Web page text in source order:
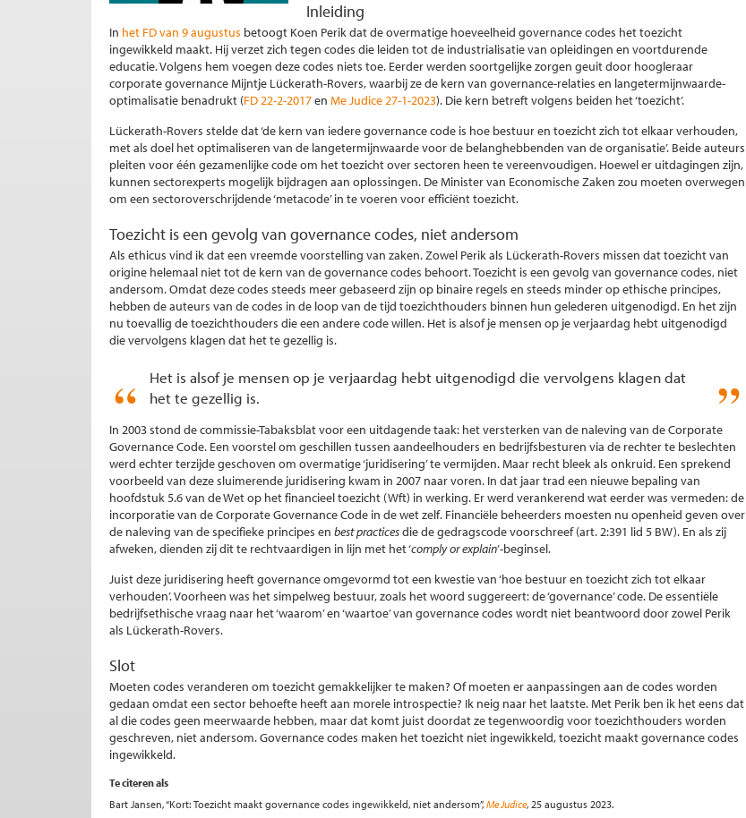
Inleiding
In het FD van 9 augustus betoogt Koen Perik dat de overmatige hoeveelheid governance codes het toezicht
ingewikkeld maakt. Hij verzet zich tegen codes die leiden tot de industrialisatie van opleidingen en voortdurende
educatie. Volgens hem voegen deze codes niets toe. Eerder werden soortgelijke zorgen geuit door hoogleraar
corporate governance Mijntje Lückerath-Rovers, waarbij ze de kern van governance-relaties en langetermijnwaarde-
optimalisatie benadrukt (FD 22-2-2017en Me Judice 27-1-2023). Die kern betreft volgens beiden het ‘toezicht’.
Lückerath-Rovers stelde dat ‘de kern van iedere governance code is hoe bestuur en toezicht zich tot elkaar verhouden,
met als doel het optimaliseren van de langetermijnwaarde voor de belanghebbenden van de organisatie’. Beide auteurs
pleiten voor één gezamenlijke code om het toezicht over sectoren heen te vereenvoudigen. Hoewel er uitdagingen zijn,
kunnen sectorexperts mogelijk bijdragen aan oplossingen. De Minister van Economische Zaken zou moeten overwegen
om een sectoroverschrijdende ‘metacode’ in te voeren voor efficiënt toezicht.
Toezicht is een gevolg van governance codes, niet andersom
Als ethicus vind ik dat een vreemde voorstelling van zaken. Zowel Perik als Lückerath-Rovers missen dat toezicht van
origine helemaal niet tot de kern van de governance codes behoort. Toezicht is een gevolg van governance codes, niet
andersom. Omdat deze codes steeds meer gebaseerd zijn op binaire regels en steeds minder op ethische principes,
hebben de auteurs van de codes in de loop van de tijd toezichthouders binnen hun gelederen uitgenodigd. En het zijn
nu toevallig de toezichthouders die een andere code willen. Het is alsof je mensen op je verjaardag hebt uitgenodigd
die vervolgens klagen dat het te gezellig is.
Het is alsof je mensen op je verjaardag hebt uitgenodigd die vervolgens klagen dat
het te gezellig is.
In 2003 stond de commissie-Tabaksblat voor een uitdagende taak: het versterken van de naleving van de Corporate
Governance Code. Een voorstel om geschillen tussen aandeelhouders en bedrijfsbesturen via de rechter te beslechten
werd echter terzijde geschoven om overmatige ‘juridisering’ te vermijden. Maar recht bleek als onkruid. Een sprekend
voorbeeld van deze sluimerende juridisering kwam in 2007 naar voren. In dat jaar trad een nieuwe bepaling van
hoofdstuk 5.6 van de Wet op het financieel toezicht (Wft) in werking. Er werd verankerend wat eerder was vermeden: de
incorporatie van de Corporate Governance Code in de wet zelf. Financiële beheerders moesten nu openheid geven over
de naleving van de specifieke principes en best practicesdie de gedragscode voorschreef (art. 2:391 lid 5 BW). En als zij
afweken, dienden zij dit te rechtvaardigen in lijn met het ‘comply or explain’-beginsel.
Juist deze juridisering heeft governance omgevormd tot een kwestie van ‘hoe bestuur en toezicht zich tot elkaar
verhouden’. Voorheen was het simpelweg bestuur, zoals het woord suggereert: de ‘governance’ code. De essentiële
bedrijfsethische vraag naar het ‘waarom’ en ‘waartoe’ van governance codes wordt niet beantwoord door zowel Perik
als Lückerath-Rovers.
Slot
Moeten codes veranderen om toezicht gemakkelijker te maken? Of moeten er aanpassingen aan de codes worden
gedaan omdat een sector behoefte heeft aan morele introspectie? Ik neig naar het laatste. Met Perik ben ik het eens dat
al die codes geen meerwaarde hebben, maar dat komt juist doordat ze tegenwoordig voor toezichthouders worden
geschreven, niet andersom. Governance codes maken het toezicht niet ingewikkeld, toezicht maakt governance codes
ingewikkeld.
Te citeren als
Bart Jansen, “Kort: Toezicht maakt governance codes ingewikkeld, niet andersom”, Me Judice, 25 augustus 2023.